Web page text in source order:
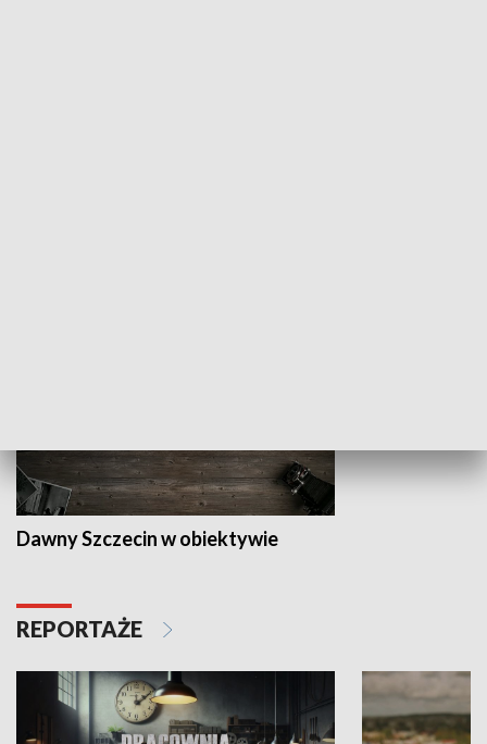
Dawny Szczecin w obiektywie
REPORTAŻE